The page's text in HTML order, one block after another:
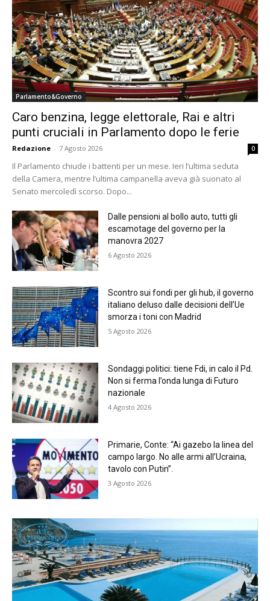
Parlamento&Governo
Caro benzina, legge elettorale, Rai e altri
punti cruciali in Parlamento dopo le ferie
Redazione - 7 Agosto 2026 0
Il Parlamento chiude i battenti per un mese. Ieri l’ultima seduta
della Camera, mentre l’ultima campanella aveva già suonato al
Senato mercoledì scorso. Dopo...
Dalle pensioni al bollo auto, tutti gli
escamotage del governo per la
manovra 2027
6 Agosto 2026
Scontro sui fondi per gli hub, il governo
italiano deluso dalle decisioni dell’Ue
smorza i toni con Madrid
5 Agosto 2026
Sondaggi politici: tiene Fdi, in calo il Pd.
Non si ferma l’onda lunga di Futuro
nazionale
4 Agosto 2026
Primarie, Conte: “Ai gazebo la linea del
campo largo. No alle armi all’Ucraina,
tavolo con Putin”.
3 Agosto 2026